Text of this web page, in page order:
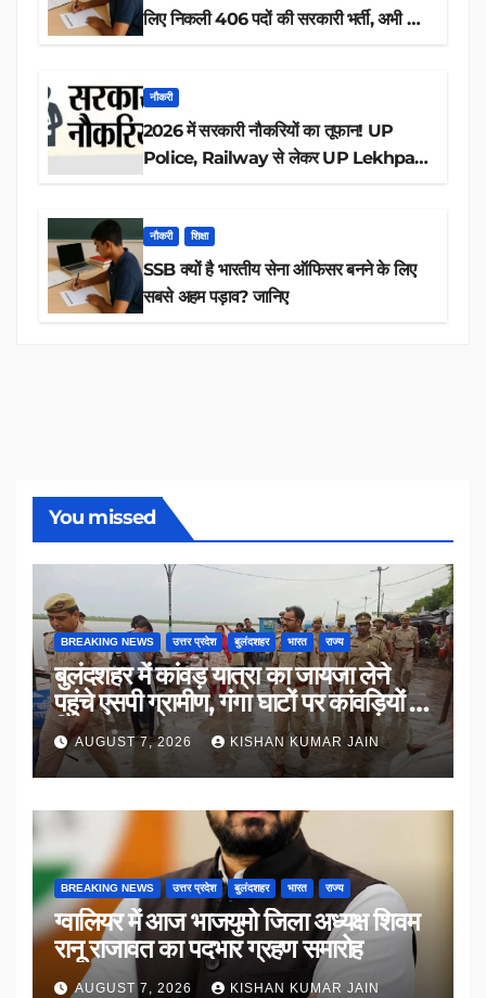
लिए निकली 406 पदों की सरकारी भर्ती, अभी करें
नौकरी
2026 में सरकारी नौकरियों का तूफान! UP
Police, Railway से लेकर UP Lekhpal
नौकरी शिक्षा
SSB क्यों है भारतीय सेना ऑफिसर बनने के लिए
सबसे अहम पड़ाव? जानिए
You missed
BREAKING NEWS उत्तर प्रदेश बुलंदशहर भारत राज्य
बुलंदशहर में कांवड़ यात्रा का जायजा लेने
पहुंचे एसपी ग्रामीण, गंगा घाटों पर कांवड़ियों से
किया संवाद
AUGUST 7, 2026 KISHAN KUMAR JAIN
BREAKING NEWS उत्तर प्रदेश बुलंदशहर भारत राज्य
ग्वालियर में आज भाजयुमो जिला अध्यक्ष शिवम
रानू राजावत का पदभार ग्रहण समारोह
AUGUST 7, 2026 KISHAN KUMAR JAIN